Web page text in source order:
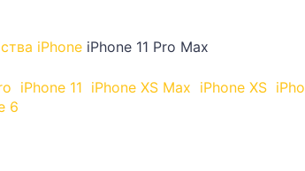
iPhone iPhone 11 Pro Max
iPhone 11 iPhone XS Max iPhone XS
6